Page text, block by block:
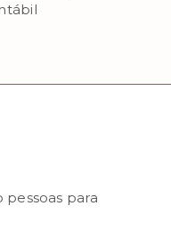
pessoas para